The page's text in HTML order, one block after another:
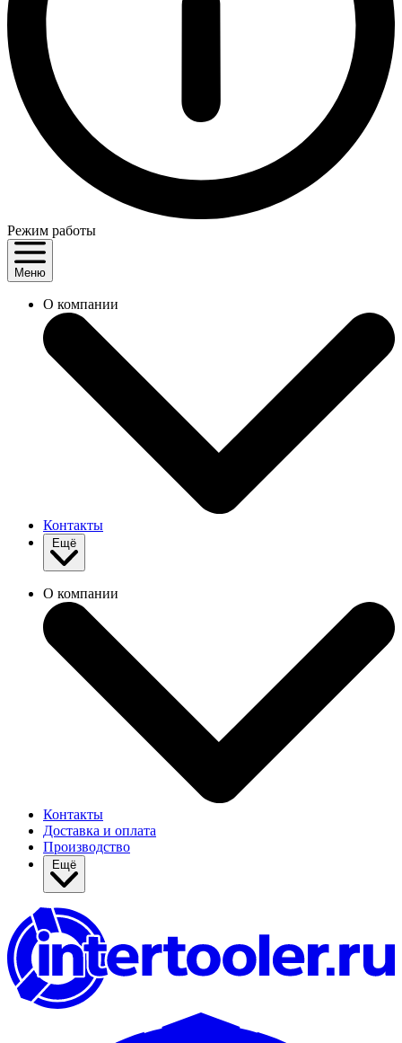
Режим работы
Меню
О компании
Контакты
О компании
Контакты
Доставка и оплата
Производство